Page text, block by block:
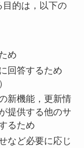
目的は，以下の
め
回答するため
新機能，更新情
提供する他のサ
るため
など必要に応じ